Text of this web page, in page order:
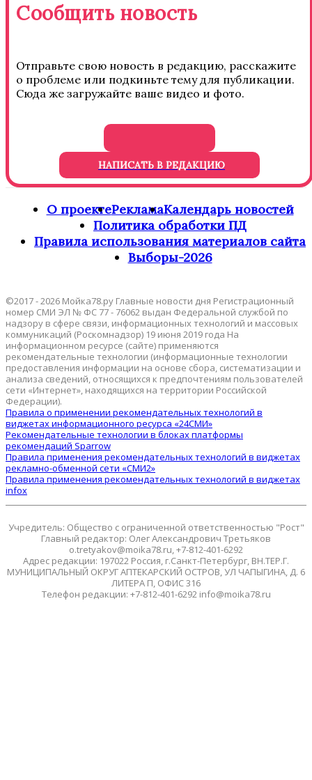
Сообщить новость
Отправьте свою новость в редакцию, расскажите
о проблеме или подкиньте тему для публикации.
Сюда же загружайте ваше видео и фото.
НАПИСАТЬ В РЕДАКЦИЮ
О проектеРекламаКалендарь новостей
Политика обработки ПД
Правила использования материалов сайта
Выборы-2026
©2017 - 2026 Мойка78.ру Главные новости дня Регистрационный
номер СМИ ЭЛ № ФС 77 - 76062 выдан Федеральной службой по
надзору в сфере связи, информационных технологий и массовых
коммуникаций (Роскомнадзор) 19 июня 2019 года На
информационном ресурсе (сайте) применяются
рекомендательные технологии (информационные технологии
предоставления информации на основе сбора, систематизации и
анализа сведений, относящихся к предпочтениям пользователей
сети «Интернет», находящихся на территории Российской
Федерации).
Правила о применении рекомендательных технологий в
виджетах информационного ресурса «24СМИ»
Рекомендательные технологии в блоках платформы
рекомендаций Sparrow
Правила применения рекомендательных технологий в виджетах
рекламно-обменной сети «СМИ2»
Правила применения рекомендательных технологий в виджетах
infox
Учредитель: Общество с ограниченной ответственностью "Рост"
Главный редактор: Олег Александрович Третьяков
o.tretyakov@moika78.ru, +7-812-401-6292
Адрес редакции: 197022 Россия, г.Санкт-Петербург, ВН.ТЕР.Г.
МУНИЦИПАЛЬНЫЙ ОКРУГ АПТЕКАРСКИЙ ОСТРОВ, УЛ ЧАПЫГИНА, Д. 6
ЛИТЕРА П, ОФИС 316
Телефон редакции: +7-812-401-6292 info@moika78.ru